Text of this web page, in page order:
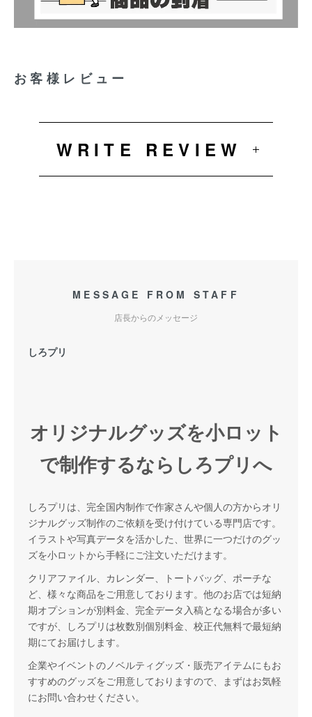
お客様レビュー
WRITE REVIEW
MESSAGE FROM STAFF
店長からのメッセージ
しろプリ
オリジナルグッズを小ロット
で制作するならしろプリへ
しろプリは、完全国内制作で作家さんや個人の方からオリ
ジナルグッズ制作のご依頼を受け付けている専門店です。
イラストや写真データを活かした、世界に一つだけのグッ
ズを小ロットから手軽にご注文いただけます。
クリアファイル、カレンダー、トートバッグ、ポーチな
ど、様々な商品をご用意しております。他のお店では短納
期オプションが別料金、完全データ入稿となる場合が多い
ですが、しろプリは枚数別個別料金、校正代無料で最短納
期にてお届けします。
企業やイベントのノベルティグッズ・販売アイテムにもお
すすめのグッズをご用意しておりますので、まずはお気軽
にお問い合わせください。